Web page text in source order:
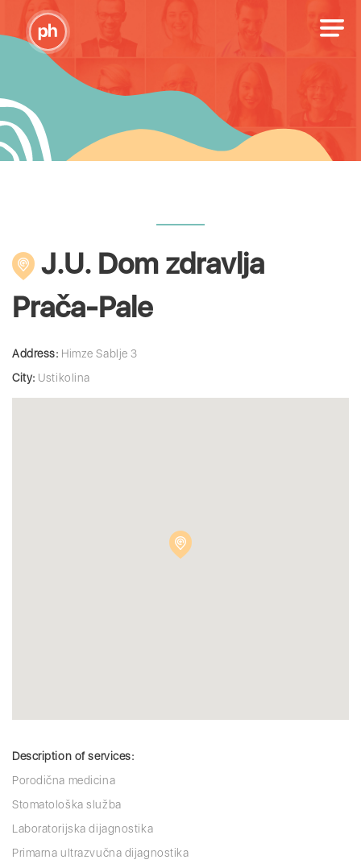
J.U. Dom zdravlja
Prača-Pale
Address: Himze Sablje 3
City: Ustikolina
Description of services:
Porodična medicina
Stomatološka služba
Laboratorijska dijagnostika
Primarna ultrazvučna dijagnostika